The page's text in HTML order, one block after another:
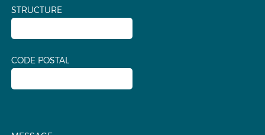
STRUCTURE
CODE POSTAL